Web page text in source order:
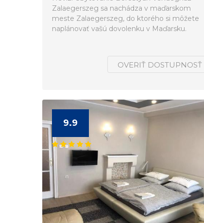
Zalaegerszeg sa nachádza v maďarskom
meste Zalaegerszeg, do ktorého si môžete
naplánovať vašú dovolenku v Maďarsku.
OVERIŤ DOSTUPNOSŤ
9.9